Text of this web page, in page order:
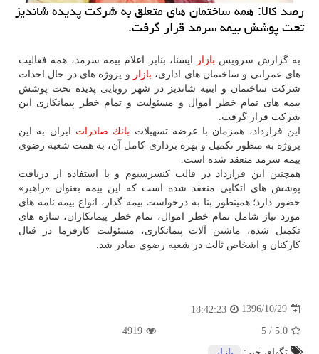
رصد كالا: همه ساختمان های متعلق به شركت پدیده شاندیز
تحت پوشش بیمه سرمد قرار گرفت.
به گزارش سرویس بازار
ایسنا، بنابر اعلام بیمه سرمد، همه فعالیت
های عمرانی و ساختمان های اداری، بازار و پروژه های در حال احداث
شركت ساختمان و ابنیه شاندیز در شهر رویایی پدیده تحت پوشش
بیمه های تمام خطر اموال و مسئولیت و تمام خطر پیمانكاری این
شركت قرار گرفت.
این قرارداد، همزمان با عرضه تسهیلات بانك صادرات ایران به این
پروژه به منظور تكمیل و بهره برداری كامل آن، به همت شعبه رضوی
بیمه سرمد منعقد شده است.
همچنین این قرارداد در قالب كنسرسیوم و با استفاده از دریافت
پوشش های اتكایی منعقد شده است كه این بیمه بعنوان «راهبر»
حضور دارد؛ همینطور بنا به درخواست بیمه گذار، انواع بیمه نامه های
مورد نیاز شامل تمام خطر اموال، تمام خطر پیمانكاران، سازه های
تكمیل شده، ماشین آلات پیمانكاری، مسئولیت كارفرما در قبال
كاركنان و اشخاص ثالث در شعبه رضوی صادر شد.
1396/10/29
18:42:23
5.0
/
5
4919